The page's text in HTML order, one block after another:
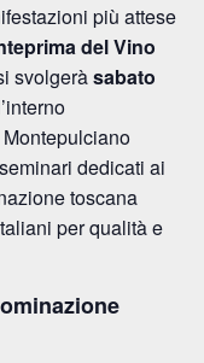
più attese
del Vino
svolgeràsabato
dedicati ai
toscana
per qualità e